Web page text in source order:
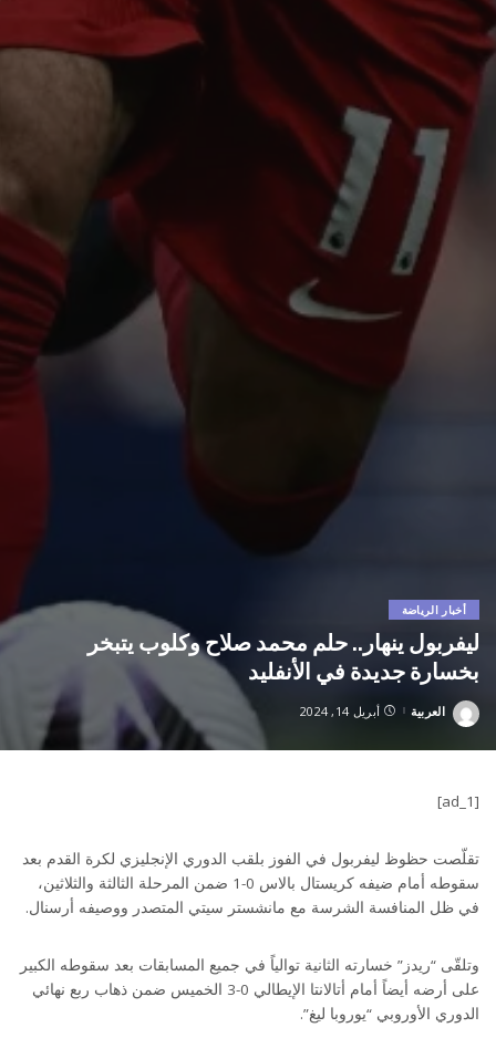
أخبار الرياضة
ليفربول ينهار.. حلم محمد صلاح وكلوب يتبخر
بخسارة جديدة في الأنفليد
Posted
العربية أبريل 14, 2024
[ad_1]
تقلّصت حظوظ ليفربول في الفوز بلقب الدوري الإنجليزي لكرة القدم بعد
سقوطه أمام ضيفه كريستال بالاس 0-1 ضمن المرحلة الثالثة والثلاثين،
في ظل المنافسة الشرسة مع مانشستر سيتي المتصدر ووصيفه أرسنال.
وتلقّى “ريدز” خسارته الثانية توالياً في جميع المسابقات بعد سقوطه الكبير
على أرضه أيضاً أمام أتالانتا الإيطالي 0-3 الخميس ضمن ذهاب ربع نهائي
الدوري الأوروبي “يوروبا ليغ”.